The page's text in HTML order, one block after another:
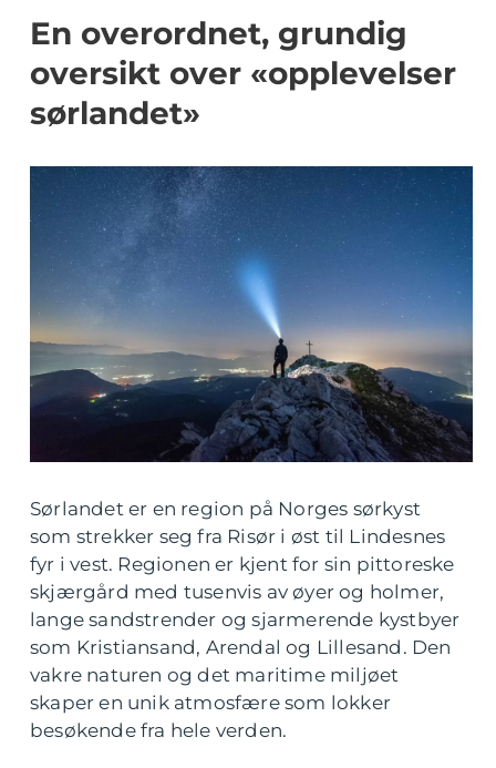
En overordnet, grundig
oversikt over «opplevelser
sørlandet»
Sørlandet er en region på Norges sørkyst
som strekker seg fra Risør i øst til Lindesnes
fyr i vest. Regionen er kjent for sin pittoreske
skjærgård med tusenvis av øyer og holmer,
lange sandstrender og sjarmerende kystbyer
som Kristiansand, Arendal og Lillesand. Den
vakre naturen og det maritime miljøet
skaper en unik atmosfære som lokker
besøkende fra hele verden.